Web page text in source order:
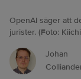
OpenAI säger att
jurister. (Foto:
Johan